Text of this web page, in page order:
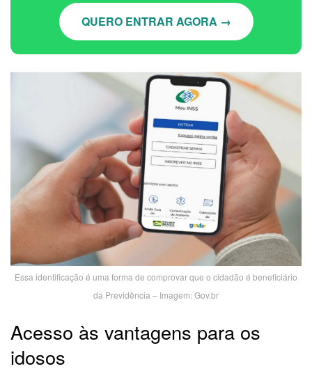
QUERO ENTRAR AGORA →
Essa identificação é uma forma de comprovar que o cidadão é beneficiário
da Previdência – Imagem: Gov.br
Acesso às vantagens para os
idosos